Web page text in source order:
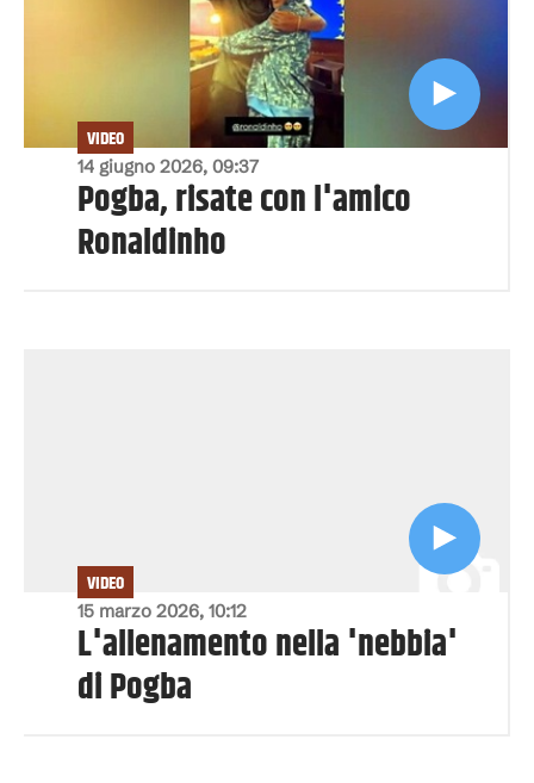
14 giugno 2026, 09:37
VIDEO
Pogba, risate con l'amico
Ronaldinho
15 marzo 2026, 10:12
VIDEO
L'allenamento nella 'nebbia'
di Pogba